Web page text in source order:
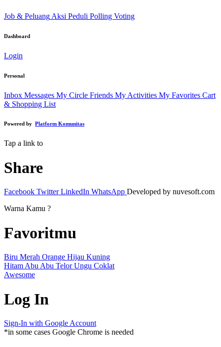
Job & Peluang Aksi Peduli Polling Voting
Dashboard
Login
Personal
Inbox Messages My Circle Friends My Activities My Favorites Cart
& Shopping List
Powered by Platform Komunitas
Tap a link to
Share
Facebook Twitter LinkedIn WhatsApp Developed by nuvesoft.com
Warna Kamu ?
Favoritmu
Biru Merah Orange Hijau Kuning
Hitam Abu Abu Telor Ungu Coklat
Awesome
Log In
Sign-In with Google Account
*in some cases Google Chrome is needed